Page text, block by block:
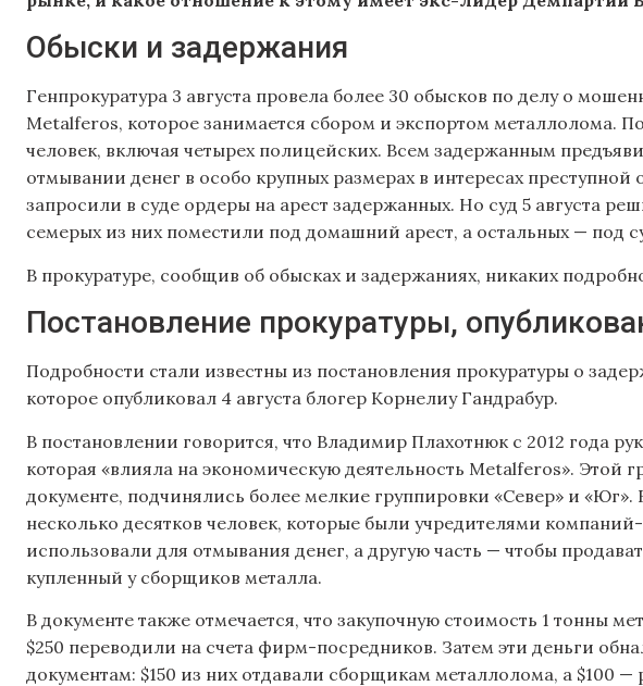
Обыски и задержания
Генпрокуратура 3 августа провела более 30 обысков по делу о
Metalferos, которое занимается сбором и экспортом металлолома.
человек, включая четырех полицейских. Всем задержанным
отмывании денег в особо крупных размерах в интересах
запросили в суде ордеры на арест задержанных. Но суд 5 августа
семерых из них поместили под домашний арест, а остальных — под
В прокуратуре, сообщив об обысках и задержаниях, никаких
Постановление прокуратуры,
Подробности стали известны из постановления прокуратуры о
которое опубликовал 4 августа блогер Корнелиу Гандрабур.
В постановлении говорится, что Владимир Плахотнюк с 2012 года
которая «влияла на экономическую деятельность Metalferos». Этой
документе, подчинялись более мелкие группировки «Север» и «Юг».
несколько десятков человек, которые были учредителями
использовали для отмывания денег, а другую часть — чтобы
купленный у сборщиков металла.
В документе также отмечается, что закупочную стоимость 1 тонны
$250 переводили на счета фирм-посредников. Затем эти деньги
документам: $150 из них отдавали сборщикам металлолома, а $100 —